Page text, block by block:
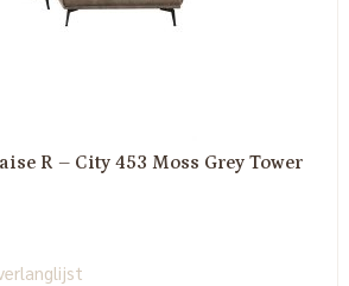
R – City 453 Moss Grey Tower